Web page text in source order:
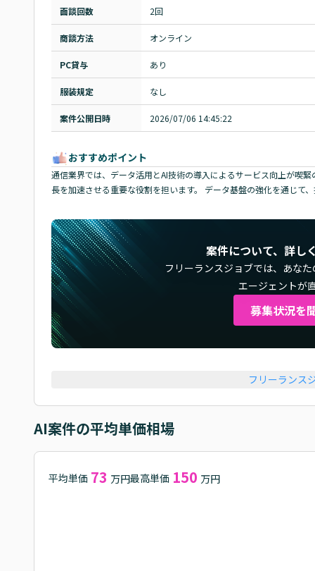
面談回数 2回
商談方法 オンライン
PC貸与 あり
服装規定 なし
案件公開日時 2026/07/06 14:45:22
おすすめポイント
通信業界では、データ活用とAI技術の導入によるサービス向上が喫
長を加速させる重要な役割を担います。 データ基盤の強化を通じて
案件について、詳し
フリーランスジョブでは、 あな
エージェントが
募集状況を
フリーランス
AI案件の平均単価相場
平均単価 73 万円最高単価 150 万円